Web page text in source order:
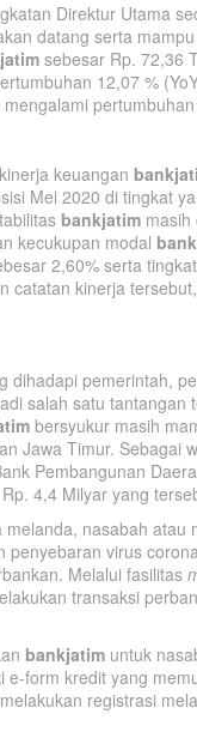
Direktur Utama
datang serta
sebesar Rp. 72,36
12,07 %
mengalami
keuangan
Mei 2020 di tingkat
bankjatim masih
kecukupan modal
2,60% serta
catatan kinerja
dihadapi pemerintah,
salah satu
bersyukur masih
Jawa Timur. Sebagai
Pembangunan
4,4 Milyar yang
melanda, nasabah
penyebaran virus
Melalui fasilitas
transaksi
bankjatim untuk
e-form kredit yang
registrasi